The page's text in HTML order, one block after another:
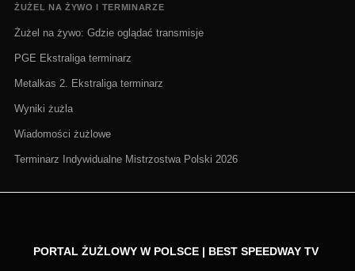
ŻUŻEL NA ŻYWO I TERMINARZE
Żużel na żywo: Gdzie oglądać transmisje
PGE Ekstraliga terminarz
Metalkas 2. Ekstraliga terminarz
Wyniki żużla
Wiadomości żużlowe
Terminarz Indywidualne Mistrzostwa Polski 2026
PORTAL ŻUŻLOWY W POLSCE | BEST SPEEDWAY TV